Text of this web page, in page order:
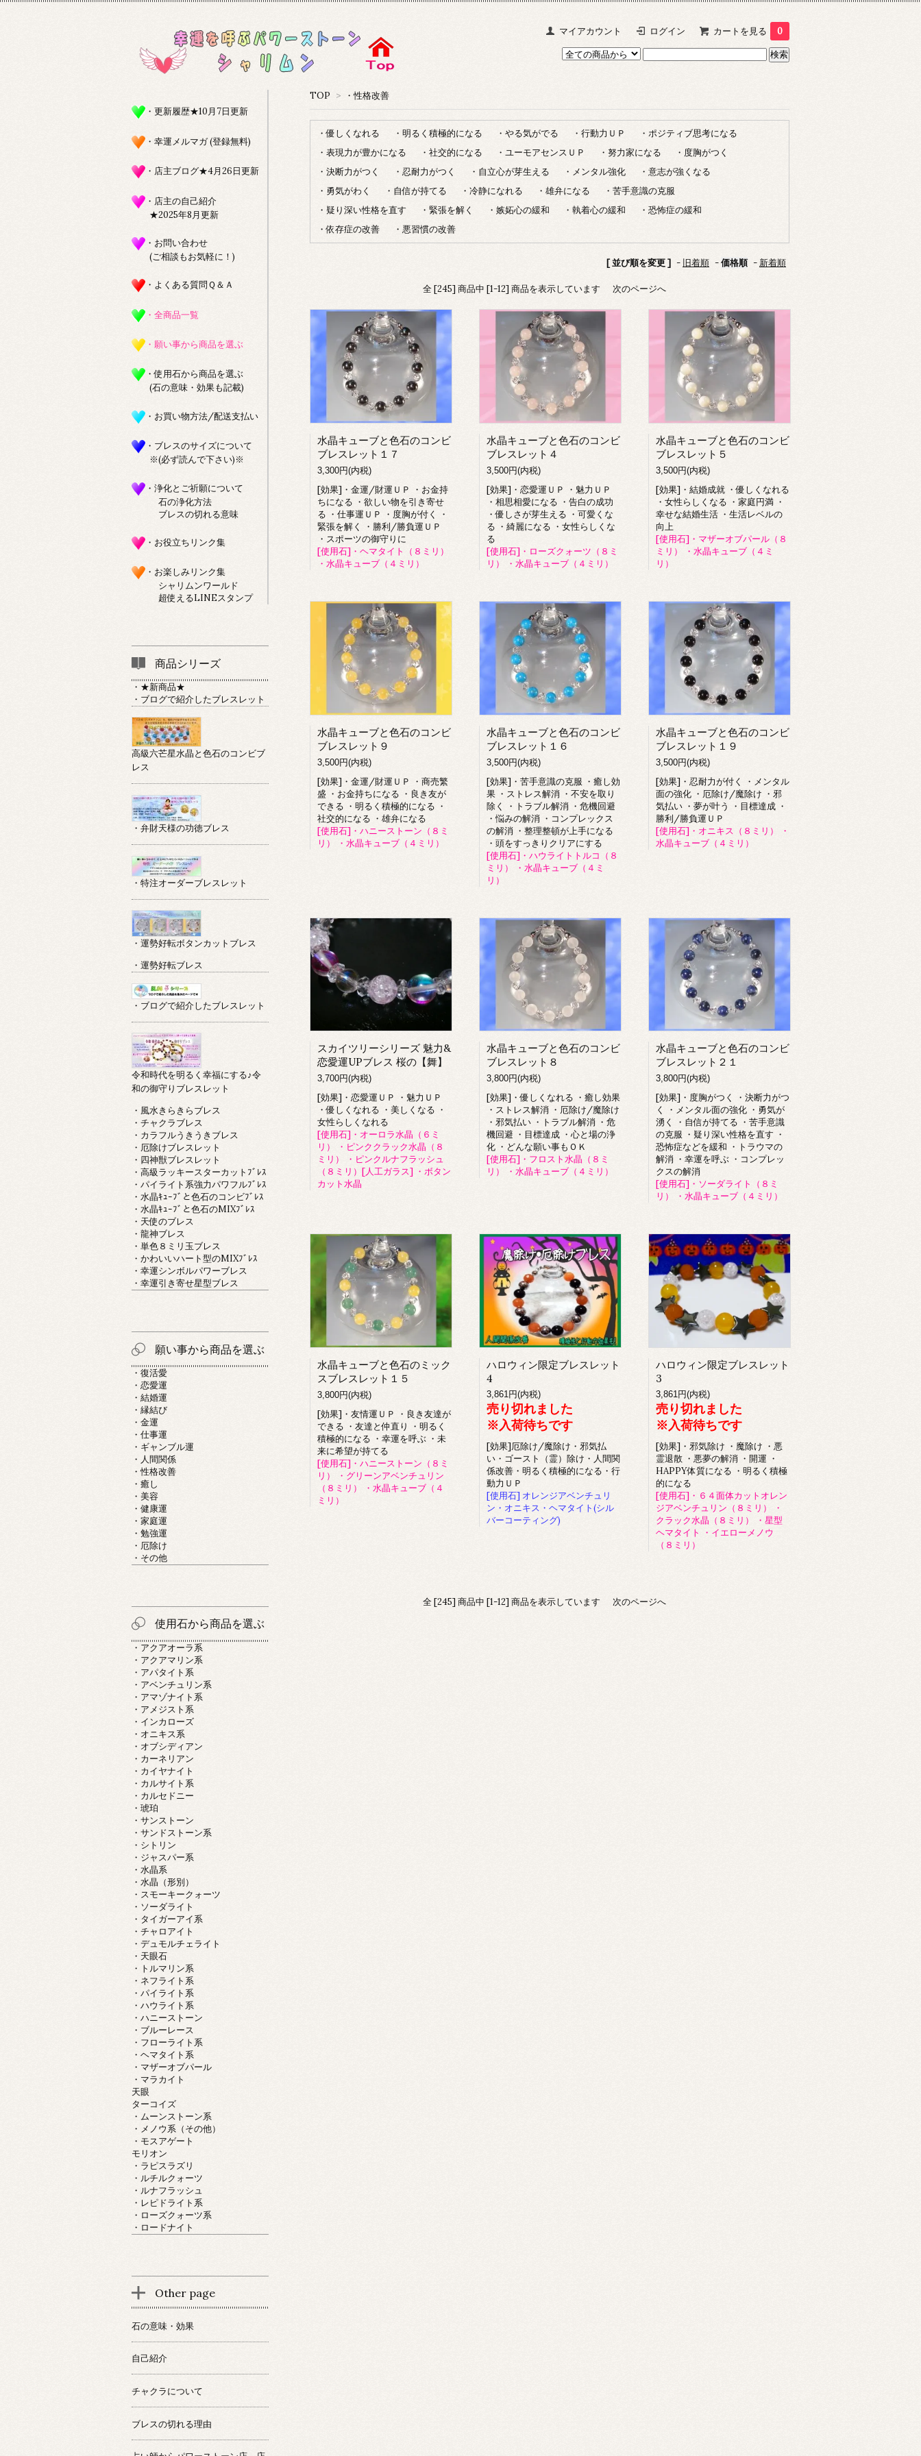
マイアカウント ログイン カートを見る 0
TOP > ・性格改善
・優しくなれる ・明るく積極的になる ・やる気がでる ・行動力ＵＰ
・ポジティブ思考になる
・表現力が豊かになる
・社交的になる ・ユーモアセンスＵＰ ・努力家になる
・度胸がつく
・決断力がつく
・忍耐力がつく ・自立心が芽生える ・メンタル強化
・意志が強くなる
・勇気がわく
・自信が持てる ・冷静になれる ・雄弁になる
・苦手意識の克服
・疑り深い性格を直す
・緊張を解く ・嫉妬心の緩和 ・執着心の緩和
・恐怖症の緩和
・依存症の改善
・悪習慣の改善
[ 並び順を変更 ] - 旧着順 -価格順 - 新着順
全 [245] 商品中 [1-12] 商品を表示しています 次のページへ
水晶キューブと色石のコンビ
ブレスレット１７
3,300円(内税)
[効果]・金運/財運ＵＰ ・お金持
ちになる ・欲しい物を引き寄せ
る ・仕事運ＵＰ ・度胸が付く ・
緊張を解く ・勝利/勝負運ＵＰ
・スポーツの御守りに
[使用石]・ヘマタイト（８ミリ）
・水晶キューブ（４ミリ）
水晶キューブと色石のコンビ
ブレスレット４
3,500円(内税)
[効果]・恋愛運ＵＰ ・魅力ＵＰ
・相思相愛になる ・告白の成功
・優しさが芽生える ・可愛くな
る ・綺麗になる ・女性らしくな
る
[使用石]・ローズクォーツ（８ミ
リ） ・水晶キューブ（４ミリ）
水晶キューブと色石のコンビ
ブレスレット５
3,500円(内税)
[効果]・結婚成就 ・優しくなれる
・女性らしくなる ・家庭円満 ・
幸せな結婚生活 ・生活レベルの
向上
[使用石]・マザーオブパール（８
ミリ） ・水晶キューブ（４ミ
リ）
水晶キューブと色石のコンビ
ブレスレット９
3,500円(内税)
[効果]・金運/財運ＵＰ ・商売繁
盛 ・お金持ちになる ・良き友が
できる ・明るく積極的になる ・
社交的になる ・雄弁になる
[使用石]・ハニーストーン（８ミ
リ） ・水晶キューブ（４ミリ）
水晶キューブと色石のコンビ
ブレスレット１６
3,500円(内税)
[効果]・苦手意識の克服 ・癒し効
果 ・ストレス解消 ・不安を取り
除く ・トラブル解消 ・危機回避
・悩みの解消 ・コンプレックス
の解消 ・整理整頓が上手になる
・頭をすっきりクリアにする
[使用石]・ハウライトトルコ（８
ミリ） ・水晶キューブ（４ミ
リ）
水晶キューブと色石のコンビ
ブレスレット１９
3,500円(内税)
[効果]・忍耐力が付く ・メンタル
面の強化 ・厄除け/魔除け ・邪
気払い ・夢が叶う ・目標達成 ・
勝利/勝負運ＵＰ
[使用石]・オニキス（８ミリ） ・
水晶キューブ（４ミリ）
スカイツリーシリーズ 魅力&
恋愛運UPブレス 桜の【舞】
3,700円(内税)
[効果]・恋愛運ＵＰ ・魅力ＵＰ
・優しくなれる ・美しくなる ・
女性らしくなれる
[使用石]・オーロラ水晶（６ミ
リ） ・ピンククラック水晶（８
ミリ） ・ピンクルナフラッシュ
（８ミリ）[人工ガラス] ・ボタン
カット水晶
水晶キューブと色石のコンビ
ブレスレット８
3,800円(内税)
[効果]・優しくなれる ・癒し効果
・ストレス解消 ・厄除け/魔除け
・邪気払い ・トラブル解消 ・危
機回避 ・目標達成 ・心と場の浄
化 ・どんな願い事もＯＫ
[使用石]・フロスト水晶（８ミ
リ） ・水晶キューブ（４ミリ）
水晶キューブと色石のコンビ
ブレスレット２１
3,800円(内税)
[効果]・度胸がつく ・決断力がつ
く ・メンタル面の強化 ・勇気が
湧く ・自信が持てる ・苦手意識
の克服 ・疑り深い性格を直す ・
恐怖症などを緩和 ・トラウマの
解消 ・幸運を呼ぶ ・コンプレッ
クスの解消
[使用石]・ソーダライト（８ミ
リ） ・水晶キューブ（４ミリ）
水晶キューブと色石のミック
スブレスレット１５
3,800円(内税)
[効果]・友情運ＵＰ ・良き友達が
できる ・友達と仲直り ・明るく
積極的になる ・幸運を呼ぶ ・未
来に希望が持てる
[使用石]・ハニーストーン（８ミ
リ） ・グリーンアベンチュリン
（８ミリ） ・水晶キューブ（４
ミリ）
ハロウィン限定ブレスレット
4
3,861円(内税)
売り切れました
※入荷待ちです
[効果]厄除け/魔除け・邪気払
い・ゴースト（霊）除け・人間関
係改善・明るく積極的になる・行
動力ＵＰ
[使用石] オレンジアベンチュリ
ン・オニキス・ヘマタイト(シル
バーコーティング)
ハロウィン限定ブレスレット
3
3,861円(内税)
売り切れました
※入荷待ちです
[効果]・邪気除け ・魔除け ・悪
霊退散 ・悪夢の解消 ・開運 ・
HAPPY体質になる ・明るく積極
的になる
[使用石]・６４面体カットオレン
ジアベンチュリン（８ミリ） ・
クラック水晶（８ミリ） ・星型
ヘマタイト ・イエローメノウ
（８ミリ）
全 [245] 商品中 [1-12] 商品を表示しています 次のページへ
・更新履歴★10月7日更新
・幸運メルマガ (登録無料)
・店主ブログ★4月26日更新
・店主の自己紹介
★2025年8月更新
・お問い合わせ
(ご相談もお気軽に！)
・よくある質問Ｑ＆Ａ
・全商品一覧
・願い事から商品を選ぶ
・使用石から商品を選ぶ
(石の意味・効果も記載)
・お買い物方法/配送支払い
・ブレスのサイズについて
※(必ず読んで下さい)※
・浄化とご祈願について
石の浄化方法
ブレスの切れる意味
・お役立ちリンク集
・お楽しみリンク集
シャリムンワールド
超使えるLINEスタンプ
商品シリーズ
・★新商品★
・ブログで紹介したブレスレット
高級六芒星水晶と色石のコンビブ
レス
・弁財天様の功徳ブレス
・特注オーダーブレスレット
・運勢好転ボタンカットブレス
・運勢好転ブレス
・ブログで紹介したブレスレット
令和時代を明るく幸福にする♪令
和の御守りブレスレット
・風水きらきらブレス
・チャクラブレス
・カラフルうきうきブレス
・厄除けブレスレット
・四神獣ブレスレット
・高級ラッキースターカットﾌﾞﾚｽ
・パイライト系強力パワフルﾌﾞﾚｽ
・水晶ｷｭｰﾌﾞと色石のコンビﾌﾞﾚｽ
・水晶ｷｭｰﾌﾞと色石のMIXﾌﾞﾚｽ
・天使のブレス
・龍神ブレス
・単色８ミリ玉ブレス
・かわいいハート型のMIXﾌﾞﾚｽ
・幸運シンボルパワーブレス
・幸運引き寄せ星型ブレス
願い事から商品を選ぶ
・復活愛
・恋愛運
・結婚運
・縁結び
・金運
・仕事運
・ギャンブル運
・人間関係
・性格改善
・癒し
・美容
・健康運
・家庭運
・勉強運
・厄除け
・その他
使用石から商品を選ぶ
・アクアオーラ系
・アクアマリン系
・アパタイト系
・アベンチュリン系
・アマゾナイト系
・アメジスト系
・インカローズ
・オニキス系
・オブシディアン
・カーネリアン
・カイヤナイト
・カルサイト系
・カルセドニー
・琥珀
・サンストーン
・サンドストーン系
・シトリン
・ジャスパー系
・水晶系
・水晶（形別）
・スモーキークォーツ
・ソーダライト
・タイガーアイ系
・チャロアイト
・デュモルチェライト
・天眼石
・トルマリン系
・ネフライト系
・パイライト系
・ハウライト系
・ハニーストーン
・ブルーレース
・フローライト系
・ヘマタイト系
・マザーオブパール
・マラカイト
天眼
ターコイズ
・ムーンストーン系
・メノウ系（その他）
・モスアゲート
モリオン
・ラピスラズリ
・ルチルクォーツ
・ルナフラッシュ
・レピドライト系
・ローズクォーツ系
・ロードナイト
Other page
石の意味・効果
自己紹介
チャクラについて
ブレスの切れる理由